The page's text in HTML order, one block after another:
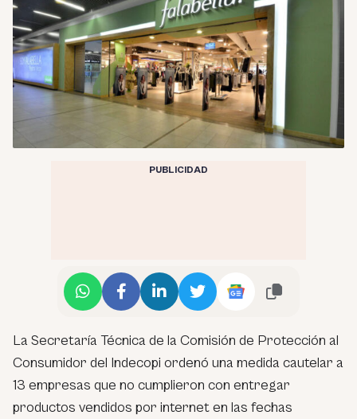
PUBLICIDAD
La Secretaría Técnica de la Comisión de Protección al
Consumidor del Indecopi ordenó una medida cautelar a
13 empresas que no cumplieron con entregar
productos vendidos por internet en las fechas